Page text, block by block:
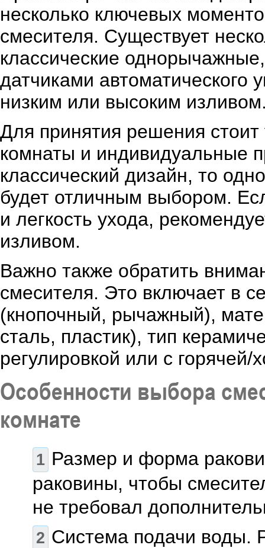
несколько ключевых
смесителя. Существует
классические
датчиками автоматического
низким или высоким
Для принятия решения стоит
комнаты и индивидуальные
классический дизайн, то
будет отличным выбором.
и легкость ухода,
изливом.
Важно также обратить
смесителя. Это включает в
(кнопочный, рычажный),
сталь, пластик), тип
регулировкой или с горячей/
Особенности выбора
комнате
Размер и форма
раковины, чтобы
не требовал
Система подачи воды.